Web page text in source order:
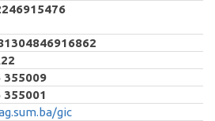
355009
355001
gic